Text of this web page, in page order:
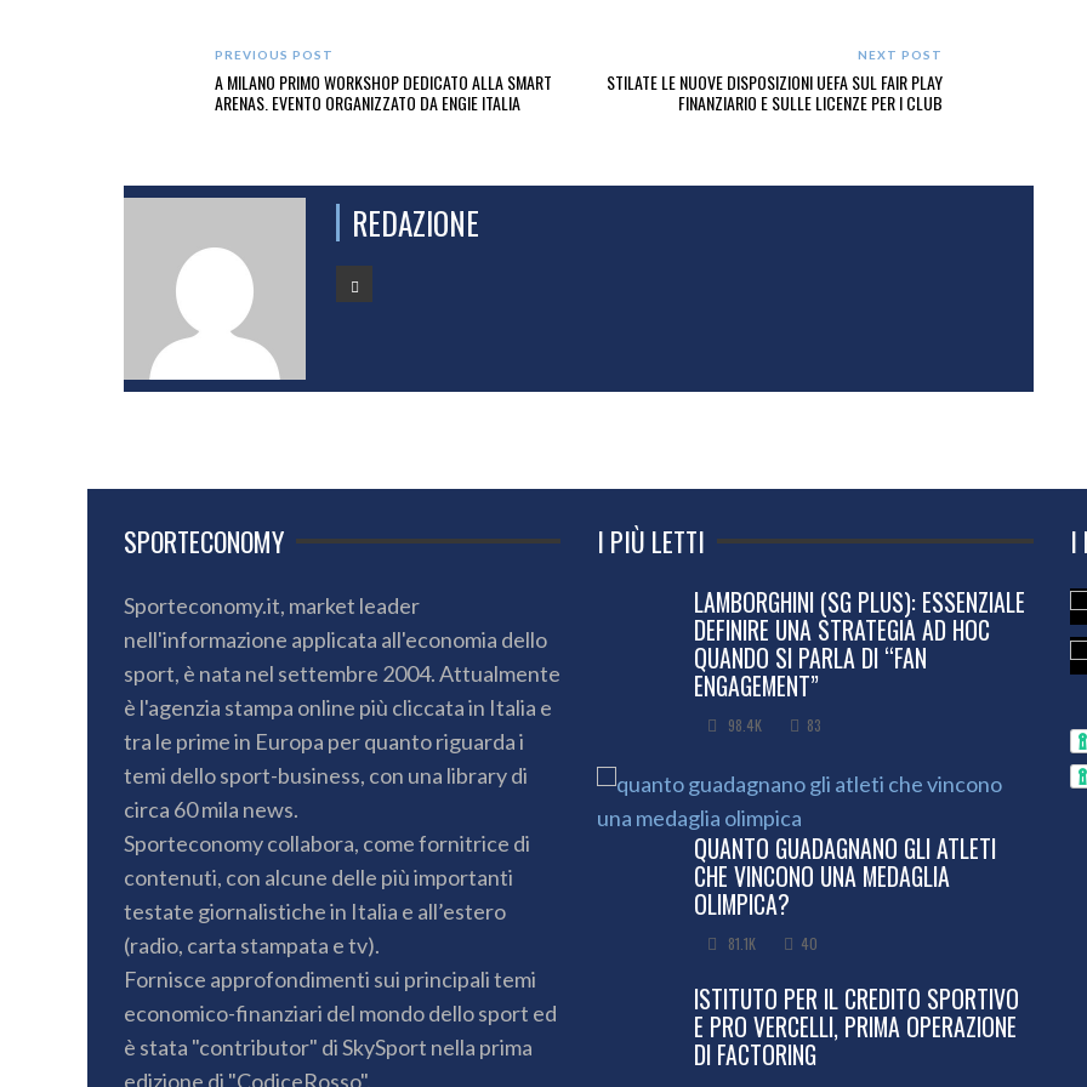
PREVIOUS POST
A MILANO PRIMO WORKSHOP DEDICATO ALLA SMART
ARENAS. EVENTO ORGANIZZATO DA ENGIE ITALIA
NEXT POST
STILATE LE NUOVE DISPOSIZIONI UEFA SUL FAIR PLAY
FINANZIARIO E SULLE LICENZE PER I CLUB
REDAZIONE
SPORTECONOMY
Sporteconomy.it, market leader
nell'informazione applicata all'economia dello
sport, è nata nel settembre 2004. Attualmente
è l'agenzia stampa online più cliccata in Italia e
tra le prime in Europa per quanto riguarda i
temi dello sport-business, con una library di
circa 60 mila news.
Sporteconomy collabora, come fornitrice di
contenuti, con alcune delle più importanti
testate giornalistiche in Italia e all’estero
(radio, carta stampata e tv).
Fornisce approfondimenti sui principali temi
economico-finanziari del mondo dello sport ed
è stata "contributor" di SkySport nella prima
edizione di "CodiceRosso".
I PIÙ LETTI
LAMBORGHINI (SG PLUS): ESSENZIALE
DEFINIRE UNA STRATEGIA AD HOC
QUANDO SI PARLA DI “FAN
ENGAGEMENT”
98.4K 83
QUANTO GUADAGNANO GLI ATLETI
CHE VINCONO UNA MEDAGLIA
OLIMPICA?
81.1K 40
ISTITUTO PER IL CREDITO SPORTIVO
E PRO VERCELLI, PRIMA OPERAZIONE
DI FACTORING
I